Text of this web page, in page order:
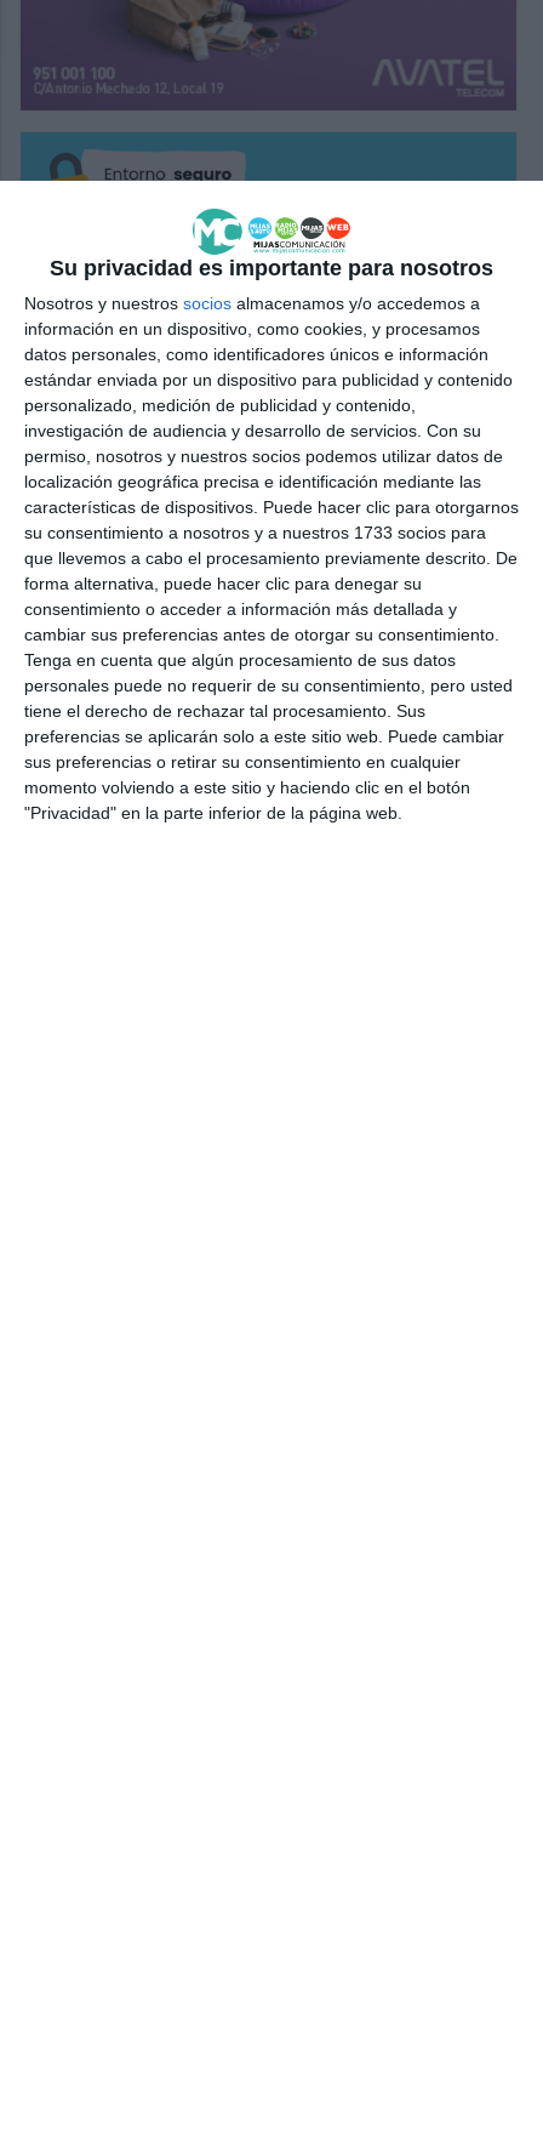
Su privacidad es importante para nosotros
Nosotros y nuestros socios almacenamos y/o accedemos a
información en un dispositivo, como cookies, y procesamos
datos personales, como identificadores únicos e información
estándar enviada por un dispositivo para publicidad y contenido
personalizado, medición de publicidad y contenido,
investigación de audiencia y desarrollo de servicios. Con su
permiso, nosotros y nuestros socios podemos utilizar datos de
localización geográfica precisa e identificación mediante las
características de dispositivos. Puede hacer clic para otorgarnos
su consentimiento a nosotros y a nuestros 1733 socios para
que llevemos a cabo el procesamiento previamente descrito. De
forma alternativa, puede hacer clic para denegar su
consentimiento o acceder a información más detallada y
cambiar sus preferencias antes de otorgar su consentimiento.
Tenga en cuenta que algún procesamiento de sus datos
personales puede no requerir de su consentimiento, pero usted
tiene el derecho de rechazar tal procesamiento. Sus
preferencias se aplicarán solo a este sitio web. Puede cambiar
sus preferencias o retirar su consentimiento en cualquier
momento volviendo a este sitio y haciendo clic en el botón
"Privacidad" en la parte inferior de la página web.